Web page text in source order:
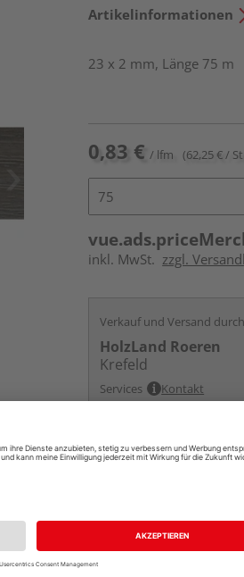
Artikelinformationen
23 x 2 mm, Länge 75 m
0,83 € / lfm (62,25 € /
inkl. MwSt. zzgl.
Verkauf und Versand
HolzLand Roeren
Krefeld
Services Kontakt
Auf Vorbestellung:
Auf Vorbestellung: